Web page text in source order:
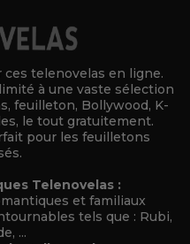
ces telenovelas en ligne.
à une vaste sélection
feuilleton, Bollywood, K-
le tout gratuitement.
pour les feuilletons
Telenovelas :
et familiaux
tels que : Rubi,
...